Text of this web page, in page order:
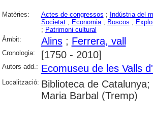
Matèries: Actes de congressos ; Indústria del
Societat; Economia; Boscos ;
; Patrimoni cultural
Àmbit:
Alins; Ferrera, vall
Cronologia: [1750 - 2010]
Autors add.: Ecomuseu de les Valls
Localització: Biblioteca de
Maria Barbal (Tremp)